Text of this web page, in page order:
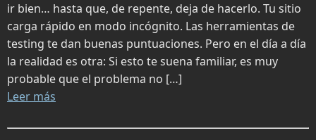
ir bien… hasta que, de repente, deja de hacerlo. Tu sitio
carga rápido en modo incógnito. Las herramientas de
testing te dan buenas puntuaciones. Pero en el día a día
la realidad es otra: Si esto te suena familiar, es muy
probable que el problema no […]
Leer más